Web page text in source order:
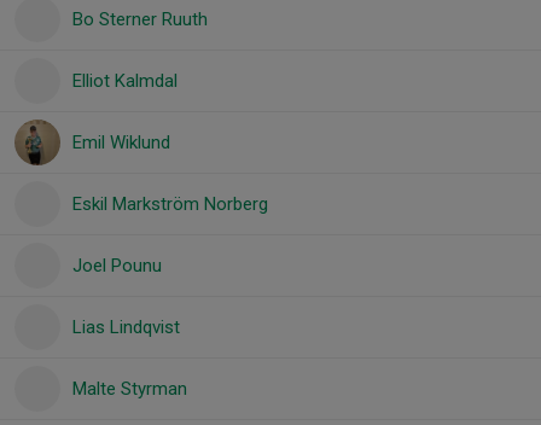
Bo Sterner Ruuth
Elliot Kalmdal
Emil Wiklund
Eskil Markström Norberg
Joel Pounu
Lias Lindqvist
Malte Styrman